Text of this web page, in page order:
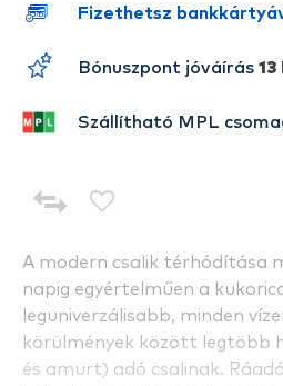
A modern csalik térhódítása
napig egyértelműen a
leguniverzálisabb, minden
körülmények között
és amurt) adó csalinak.
Fizethetsz
Bónuszpont jóváírás 13
Szállítható MPL